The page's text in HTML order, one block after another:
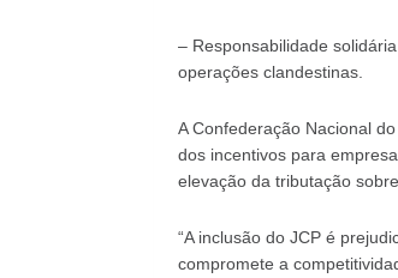
– Responsabilidade
operações clandestinas.
A Confederação Nacional
dos incentivos para
elevação da tributação
“A inclusão do JCP é
compromete a